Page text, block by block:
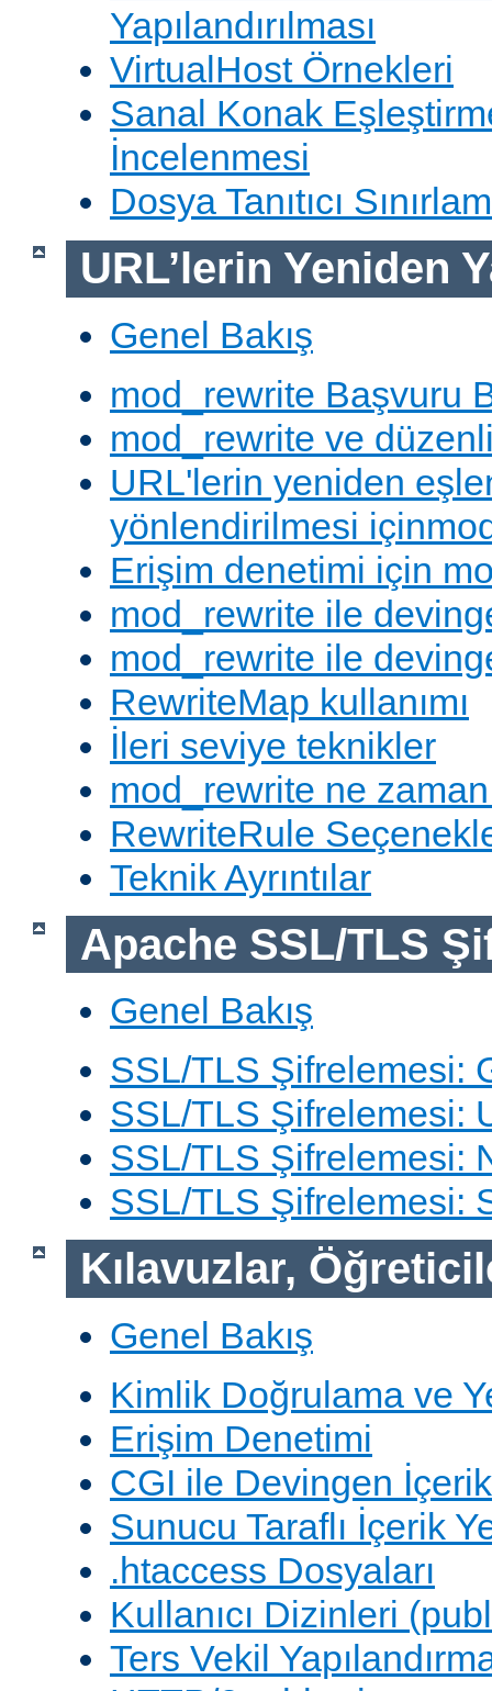
Yapılandırılması
VirtualHost Örnekleri
Sanal Konak
İncelenmesi
Dosya Tanıtıcı
URL’lerin Yeniden
Genel Bakış
mod_rewrite Başvuru
mod_rewrite ve
URL'lerin yeniden
yönlendirilmesi
Erişim denetimi için
mod_rewrite ile
mod_rewrite ile
RewriteMap kullanımı
İleri seviye teknikler
mod_rewrite ne
RewriteRule
Teknik Ayrıntılar
Apache SSL/TLS
Genel Bakış
SSL/TLS Şifrelemesi:
SSL/TLS Şifrelemesi:
SSL/TLS Şifrelemesi:
SSL/TLS Şifrelemesi:
Kılavuzlar,
Genel Bakış
Kimlik Doğrulama ve
Erişim Denetimi
CGI ile Devingen İçerik
Sunucu Taraflı İçerik
.htaccess Dosyaları
Kullanıcı Dizinleri
Ters Vekil